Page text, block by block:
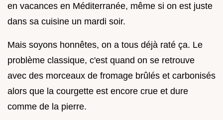
en vacances en Méditerranée, même si on est juste
dans sa cuisine un mardi soir.
Mais soyons honnêtes, on a tous déjà raté ça. Le
problème classique, c'est quand on se retrouve
avec des morceaux de fromage brûlés et carbonisés
alors que la courgette est encore crue et dure
comme de la pierre.